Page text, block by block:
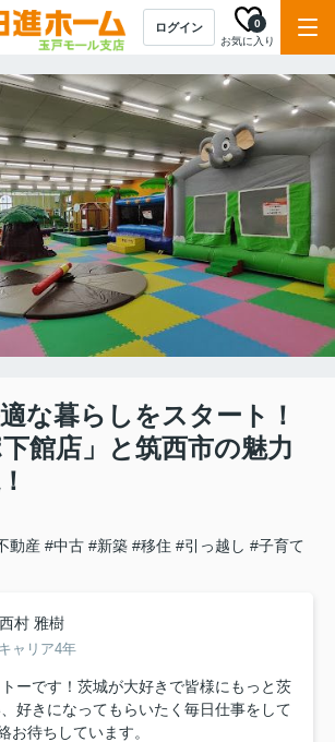
ログイン
お気に入り
0
な暮らしをスタート！
下館店」と筑西市の魅力
動産 #中古 #新築 #移住 #引っ越し #子育て
西村 雅樹
ャリア4年
ーです！茨城が大好きで皆様にもっと茨
好きになってもらいたく毎日仕事をして
お待ちしています。